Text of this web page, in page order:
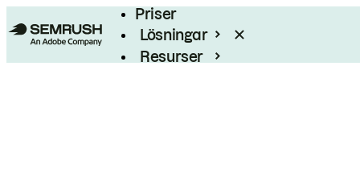
Priser
Lösningar
Resurser